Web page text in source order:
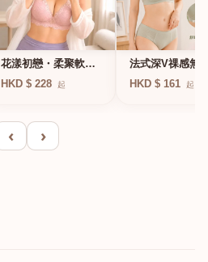
花漾初戀・柔聚軟鋼
圈蕾絲內衣
HKD $ 228 起
法式深V祼感無
凍軟支撐條無鋼
HKD $ 161 起
‹ ›